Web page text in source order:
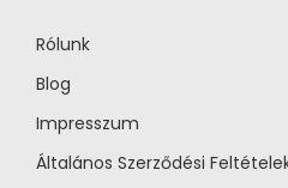
Rólunk
Blog
Impresszum
Általános Szerződési